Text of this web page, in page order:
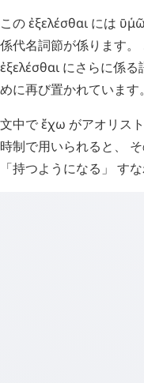
このἐξελέσθαι には ῡ῾
係代名詞節が係ります
ἐξελέσθαι にさらに係る
めに再び置かれています。
文中でἔχω がアオリス
時制で用いられると、
「持つようになる」 す